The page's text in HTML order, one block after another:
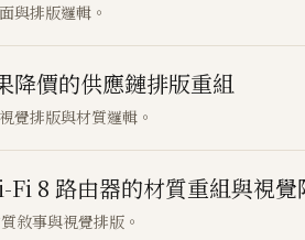
與排版邏輯。
降價的供應鏈排版重組
覺排版與材質邏輯。
8 路由器的材質重組與視覺
敘事與視覺排版。